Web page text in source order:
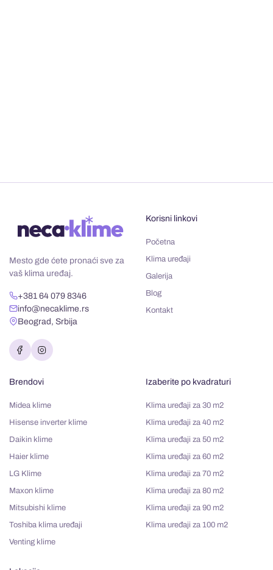
Mesto gde ćete pronaći sve za
vaš klima uređaj.
+381 64 079 8346
info@necaklime.rs
Beograd, Srbija
Korisni linkovi
Početna
Klima uređaji
Galerija
Blog
Kontakt
Brendovi
Midea klime
Hisense inverter klime
Daikin klime
Haier klime
LG Klime
Maxon klime
Mitsubishi klime
Toshiba klima uređaji
Venting klime
Izaberite po kvadraturi
Klima uređaji za 30 m2
Klima uređaji za 40 m2
Klima uređaji za 50 m2
Klima uređaji za 60 m2
Klima uređaji za 70 m2
Klima uređaji za 80 m2
Klima uređaji za 90 m2
Klima uređaji za 100 m2